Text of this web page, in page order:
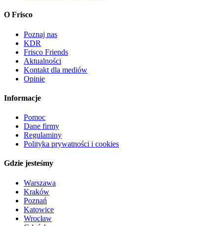
O Frisco
Poznaj nas
KDR
Frisco Friends
Aktualności
Kontakt dla mediów
Opinie
Informacje
Pomoc
Dane firmy
Regulaminy
Polityka prywatności i cookies
Gdzie jesteśmy
Warszawa
Kraków
Poznań
Katowice
Wrocław